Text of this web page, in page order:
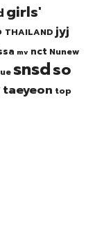
girls'
THAILAND jyj
mv nct Nunew
snsdso
taeyeon top